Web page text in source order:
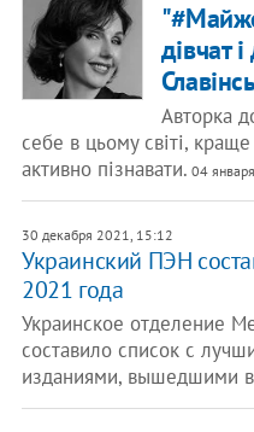
дівчат
Авторка
себе в цьому світі,
активно пізнавати. 04
30 декабря 2021, 15:12
Украинский ПЭН
2021 года
Украинское отделение
составило список с
изданиями, вышедшими